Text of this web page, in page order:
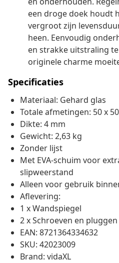
een droge doek houdt
vergroot zijn
heen. Eenvoudig
en strakke uitstraling
originele charme
Specificaties
Materiaal: Gehard glas
Totale afmetingen: 50 x
Dikte: 4 mm
Gewicht: 2,63 kg
Zonder lijst
Met EVA-schuim voor
slipweerstand
Alleen voor gebruik
Aflevering:
1 x Wandspiegel
2 x Schroeven en pluggen
EAN: 8721364334632
SKU: 42023009
Brand: vidaXL